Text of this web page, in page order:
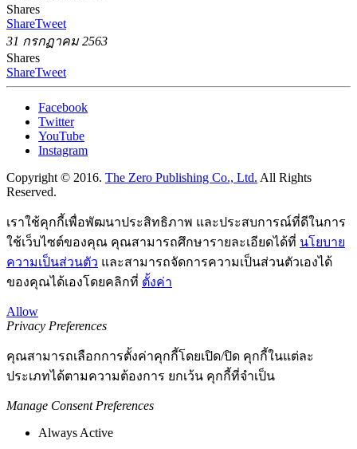
Shares
ShareTweet
31 กรกฏาคม 2563
Shares
ShareTweet
Facebook
Twitter
YouTube
Instagram
Copyright © 2016. The Zero Publishing Co., Ltd. All Rights
Reserved.
เราใช้คุกกี้เพื่อพัฒนาประสิทธิภาพ และประสบการณ์ที่ดีในการ
ใช้เว็บไซต์ของคุณ คุณสามารถศึกษารายละเอียดได้ที่ นโยบาย
ความเป็นส่วนตัว และสามารถจัดการความเป็นส่วนตัวเองได้
ของคุณได้เองโดยคลิกที่ ตั้งค่า
Allow
Privacy Preferences
คุณสามารถเลือกการตั้งค่าคุกกี้โดยเปิด/ปิด คุกกี้ในแต่ละ
ประเภทได้ตามความต้องการ ยกเว้น คุกกี้ที่จำเป็น
Manage Consent Preferences
Always Active